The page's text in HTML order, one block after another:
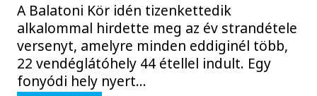
A Balatoni Kör idén tizenkettedik
alkalommal hirdette meg az év strandétele
versenyt, amelyre minden eddiginél több,
22 vendéglátóhely 44 étellel indult. Egy
fonyódi hely nyert...